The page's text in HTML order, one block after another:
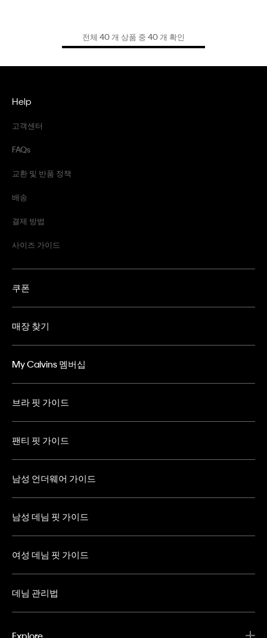
전체 40 개 상품 중 40 개 확인
Help
고객센터
FAQs
교환 및 반품 정책
배송
결제 방법
사이즈 가이드
쿠폰
매장 찾기
My Calvins 멤버십
브라 핏 가이드
팬티 핏 가이드
남성 언더웨어 가이드
남성 데님 핏 가이드
여성 데님 핏 가이드
데님 관리법